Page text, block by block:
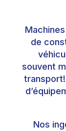
de
souvent
Nos